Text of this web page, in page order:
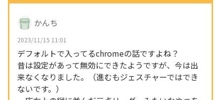
かんち
2023/11/15 11:01
デフォルトで入ってるchromeの話ですよね？
昔は設定があって無効にできたようですが、今は出
来なくなりました。（進むもジェスチャーではでき
ないです。）